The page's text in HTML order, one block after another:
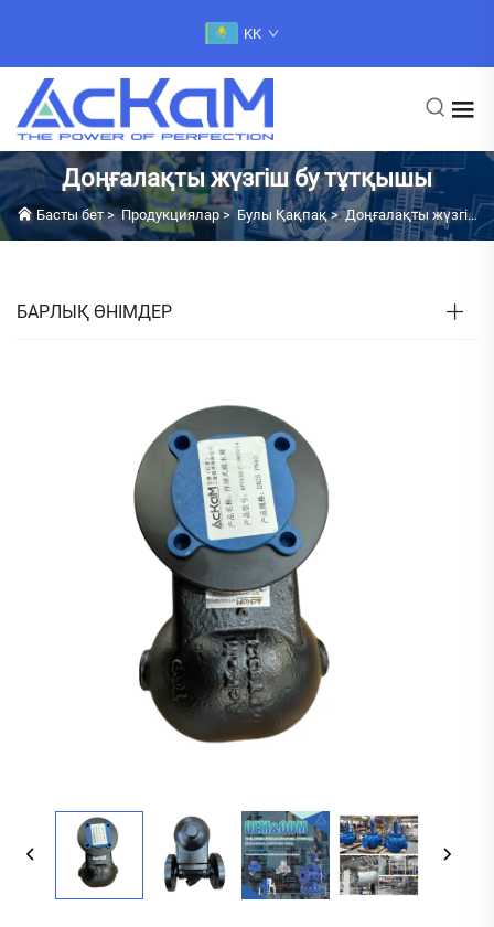
KK
Доңғалақты жүзгіш бу тұтқышы
Басты бет>Продукциялар> Булы Қақпақ>Доңғалақты жүзгіш бу тұтқышы
БАРЛЫҚ ӨНІМДЕР